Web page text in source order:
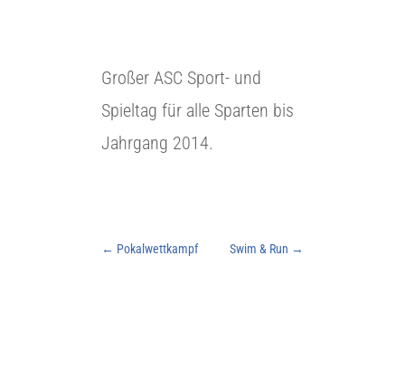
Großer ASC Sport- und
Spieltag für alle Sparten bis
Jahrgang 2014.
← Pokalwettkampf Swim & Run →